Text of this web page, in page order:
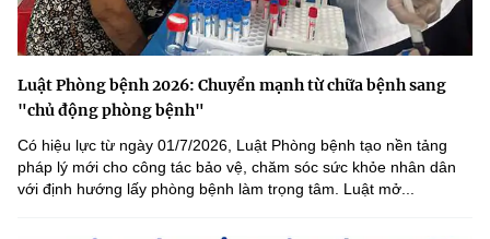
Luật Phòng bệnh 2026: Chuyển mạnh từ chữa bệnh sang
"chủ động phòng bệnh"
Có hiệu lực từ ngày 01/7/2026, Luật Phòng bệnh tạo nền tảng
pháp lý mới cho công tác bảo vệ, chăm sóc sức khỏe nhân dân
với định hướng lấy phòng bệnh làm trọng tâm. Luật mở...